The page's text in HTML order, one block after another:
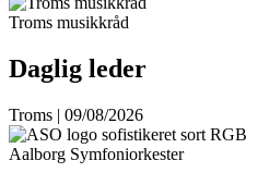
Troms musikkråd
Daglig leder
Troms | 09/08/2026
Aalborg Symfoniorkester